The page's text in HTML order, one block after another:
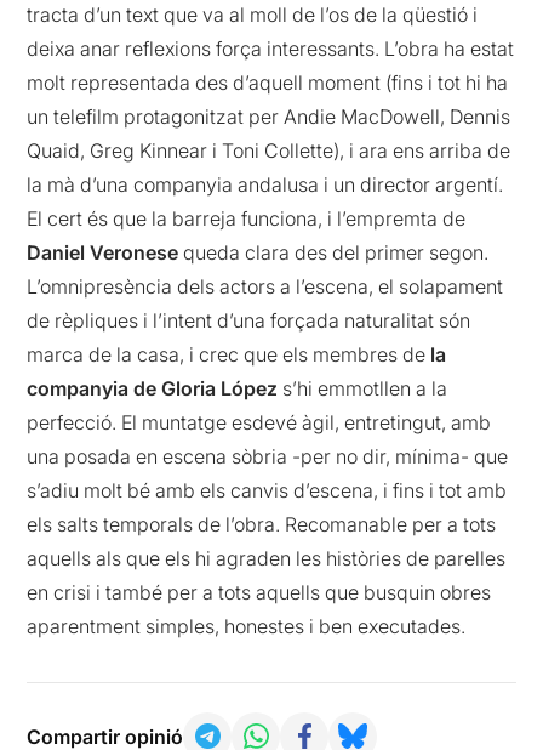
tracta d’un text que va al moll de l’os de la qüestió i
deixa anar reflexions força interessants. L’obra ha estat
molt representada des d’aquell moment (fins i tot hi ha
un telefilm protagonitzat per Andie MacDowell, Dennis
Quaid, Greg Kinnear i Toni Collette), i ara ens arriba de
la mà d’una companyia andalusa i un director argentí.
El cert és que la barreja funciona, i l’empremta de
Daniel Veronese queda clara des del primer segon.
L’omnipresència dels actors a l’escena, el solapament
de rèpliques i l’intent d’una forçada naturalitat són
marca de la casa, i crec que els membres de la
companyia de Gloria López s’hi emmotllen a la
perfecció. El muntatge esdevé àgil, entretingut, amb
una posada en escena sòbria -per no dir, mínima- que
s’adiu molt bé amb els canvis d’escena, i fins i tot amb
els salts temporals de l’obra. Recomanable per a tots
aquells als que els hi agraden les històries de parelles
en crisi i també per a tots aquells que busquin obres
aparentment simples, honestes i ben executades.
Compartir opinió